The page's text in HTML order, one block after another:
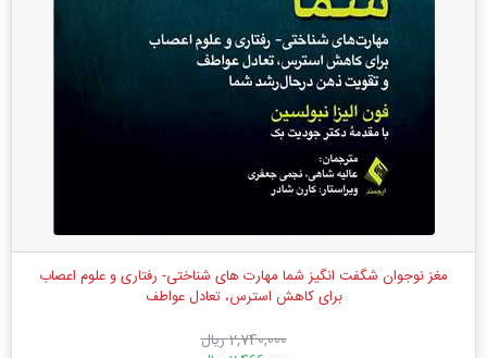
مغز نوجوان شگفت انگیز شما مهارت ‌های شناختی- رفتاری و علوم اعصاب
برای کاهش استرس، تعادل عواطف
2,740,000 ریال